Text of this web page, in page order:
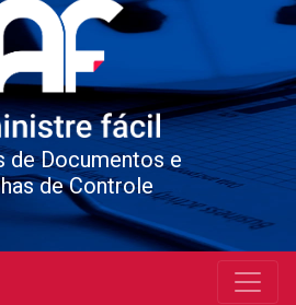
de Documentos e
de Controle